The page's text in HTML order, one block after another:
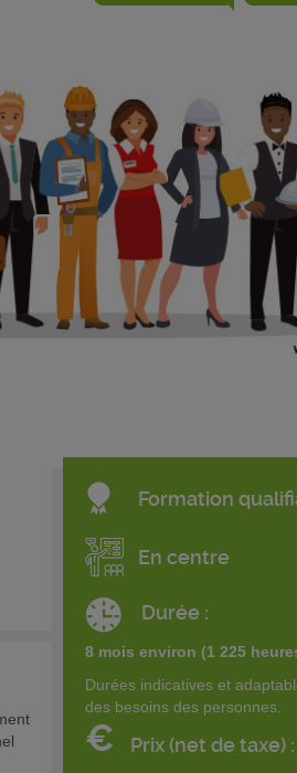
Formation
En centre
Durée :
8 mois environ (1 225
Durées indicatives et
des besoins des personnes.
€ Prix (net de taxe) :